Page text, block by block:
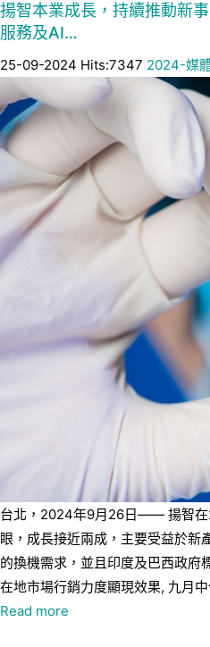
揚智本業成長，持續推動新
服務及AI…
25-09-2024 Hits:7347 2024-媒
台北，2024年9月26日—— 揚智在
眼，成長接近兩成，主要受益於新
的換機需求，並且印度及巴西政府
在地市場行銷力度顯現效果, 九月
Read more